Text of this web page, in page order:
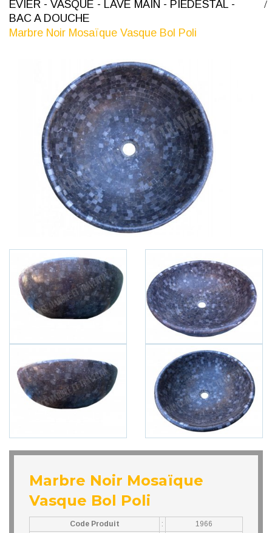
ÉVIER - VASQUE - LAVE MAIN - PIÉDESTAL -
BAC A DOUCHE
Marbre Noir Mosaïque Vasque Bol Poli
Marbre Noir Mosaïque
Vasque Bol Poli
Code Produit :
1966